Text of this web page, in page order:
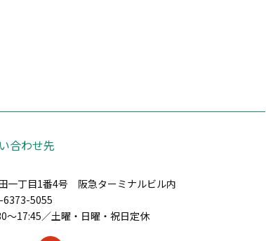
合わせ先
一丁目1番4号 阪急ターミナルビル内
6373-5055
～17:45／土曜・日曜・祝日定休